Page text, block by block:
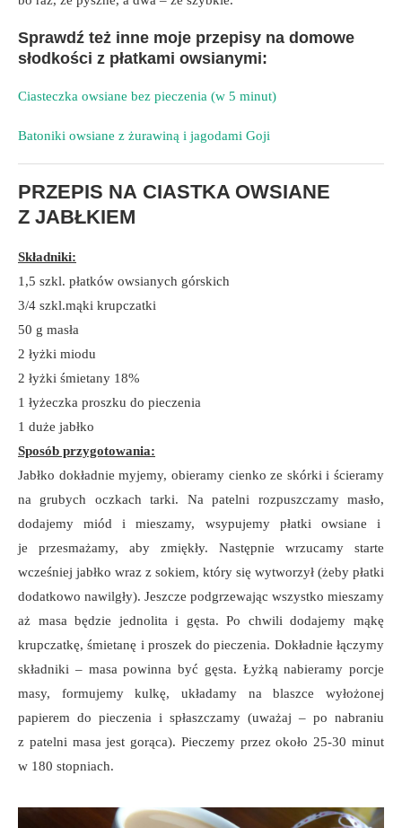
Sprawdź też inne moje przepisy na domowe
słodkości z płatkami owsianymi:
Ciasteczka owsiane bez pieczenia (w 5 minut)
Batoniki owsiane z żurawiną i jagodami Goji
PRZEPIS NA CIASTKA OWSIANE
Z JABŁKIEM
Składniki:
1,5 szkl. płatków owsianych górskich
3/4 szkl.mąki krupczatki
50 g masła
2 łyżki miodu
2 łyżki śmietany 18%
1 łyżeczka proszku do pieczenia
1 duże jabłko
Sposób przygotowania:
Jabłko dokładnie myjemy, obieramy cienko ze skórki i ścieramy
na grubych oczkach tarki. Na patelni rozpuszczamy masło,
dodajemy miód i mieszamy, wsypujemy płatki owsiane i
je przesmażamy, aby zmiękły. Następnie wrzucamy starte
wcześniej jabłko wraz z sokiem, który się wytworzył (żeby płatki
dodatkowo nawilgły). Jeszcze podgrzewając wszystko mieszamy
aż masa będzie jednolita i gęsta. Po chwili dodajemy mąkę
krupczatkę, śmietanę i proszek do pieczenia. Dokładnie łączymy
składniki – masa powinna być gęsta. Łyżką nabieramy porcje
masy, formujemy kulkę, układamy na blaszce wyłożonej
papierem do pieczenia i spłaszczamy (uważaj – po nabraniu
z patelni masa jest gorąca). Pieczemy przez około 25-30 minut
w 180 stopniach.